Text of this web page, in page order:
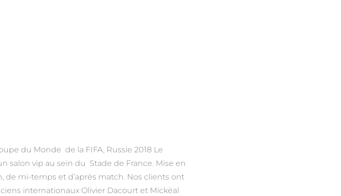
du Monde de la FIFA, Russie 2018 Le
salon vip au sein du Stade de France. Mise en
de mi-temps et d’après match. Nos clients ont
internationaux Olivier Dacourt et Mickëal